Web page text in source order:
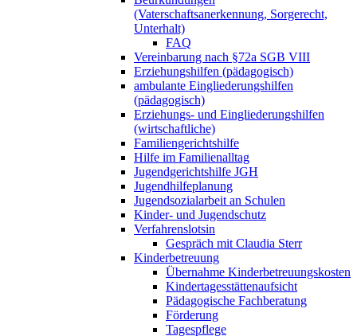
(Vaterschaftsanerkennung, Sorgerecht,
Unterhalt)
FAQ
Vereinbarung nach §72a SGB VIII
Erziehungshilfen (pädagogisch)
ambulante Eingliederungshilfen
(pädagogisch)
Erziehungs- und Eingliederungshilfen
(wirtschaftliche)
Familiengerichtshilfe
Hilfe im Familienalltag
Jugendgerichtshilfe JGH
Jugendhilfeplanung
Jugendsozialarbeit an Schulen
Kinder- und Jugendschutz
Verfahrenslotsin
Gespräch mit Claudia Sterr
Kinderbetreuung
Übernahme Kinderbetreuungskosten
Kindertagesstättenaufsicht
Pädagogische Fachberatung
Förderung
Tagespflege